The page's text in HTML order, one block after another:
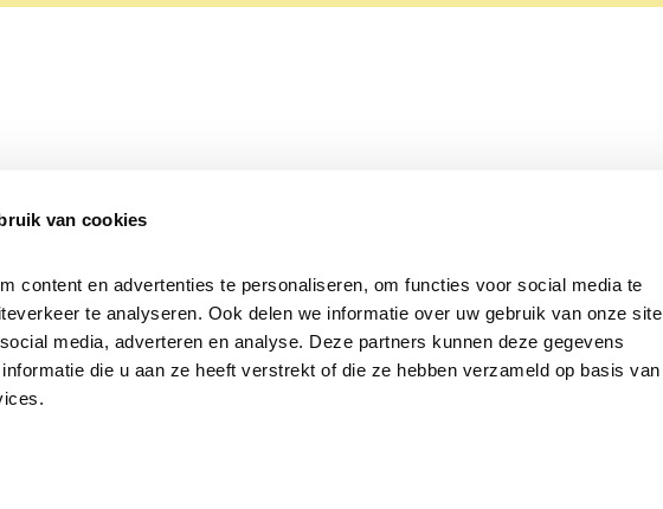
van cookies
content en advertenties te personaliseren, om functies voor social media te
te analyseren. Ook delen we informatie over uw gebruik van onze site
media, adverteren en analyse. Deze partners kunnen deze gegevens
die u aan ze heeft verstrekt of die ze hebben verzameld op basis van